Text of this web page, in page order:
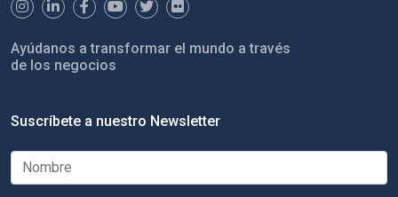
Ayúdanos a transformar el mundo a través
de los negocios
Suscríbete a nuestro Newsletter